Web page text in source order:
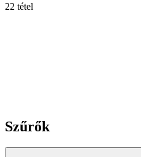
22 tétel
Szűrők